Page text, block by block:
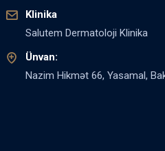
Klinika
Salutem Dermatoloji Klinika
Ünvan:
Nazim Hikmət 66, Yasamal,